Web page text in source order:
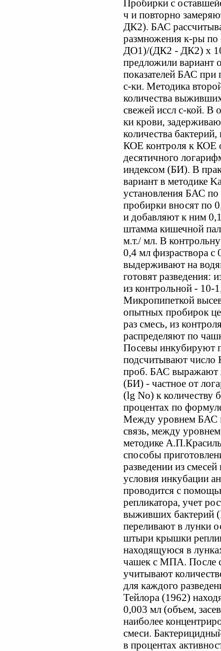
Пробирки с
ч и повторно
ДК2). БАС
размножения к-ры
ДО1)/(ДК2 - ДК2) х
предложили вариант
показателей БАС
с-ки. Методика
количества
свежей иссл с-кой. В
ки крови,
количества
КОЕ контроля к КОЕ
десятичного
индексом (БИ). В
вариант в методике
установления БАС по
пробирки вносят по
и добавляют к ним
штамма кишечной
м.т./ мл. В
0,4 мл физраствора
выдерживают на
готовят разведения:
из контрольной - 10-
Микропипеткой
опытных пробирок
раз смесь, из
распределяют по
Посевы инкубируют
подсчитывают
проб. БАС выражают
(БИ) - частное от
(lg No) к количеству
процентах по
Между уровнем БАС
связь, между
методике
способы
разведении из
условия инкубации
проводится с
репликатора, учет
выживших бактерий
переливают в лунки
штыри крышки
находящуюся в
чашек с МПА. После
учитывают
для каждого
Тейлора (1962)
0,003 мл (объем,
наиболее
смеси.
в процентах